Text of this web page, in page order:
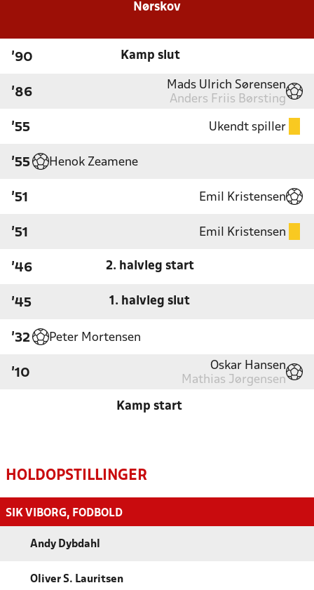
Nørskov
'90 Kamp slut
'86
Mads Ulrich Sørensen
Anders Friis Børsting
'55 Ukendt spiller
'55 Henok Zeamene
'51 Emil Kristensen
'51 Emil Kristensen
'46 2. halvleg start
'45 1. halvleg slut
'32 Peter Mortensen
'10
Oskar Hansen
Mathias Jørgensen
Kamp start
HOLDOPSTILLINGER
SIK VIBORG, FODBOLD
Andy Dybdahl
Oliver S. Lauritsen